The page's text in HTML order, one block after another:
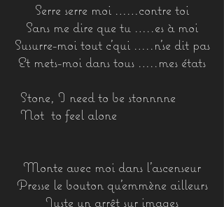
Serre serre moi ……contre toi
Sans me dire que tu …..es à moi
Susurre-moi tout c’qui …..n’se dit pas
Et mets-moi dans tous …..mes états
Stone, I need to be stonnnne
Not to feel alone
Monte avec moi dans l’ascenseur
Presse le bouton qu’emmène ailleurs
Juste un arrêt sur images